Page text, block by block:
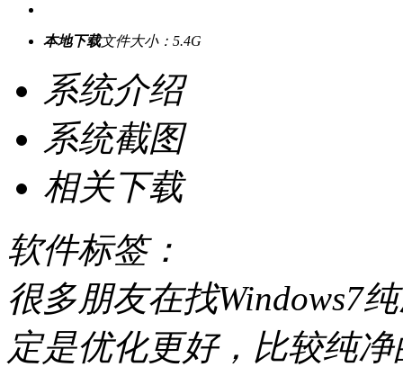
本地下载文件大小：5.4G
系统介绍
系统截图
相关下载
软件标签：
很多朋友在找Windows7
定是优化更好，比较纯